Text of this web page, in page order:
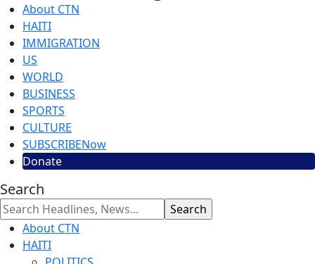
About CTN
HAITI
IMMIGRATION
US
WORLD
BUSINESS
SPORTS
CULTURE
SUBSCRIBENow
Donate
Search
About CTN
HAITI